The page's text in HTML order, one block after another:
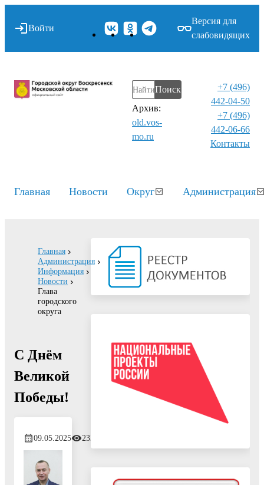
Войти
Версия для
слабовидящих
Поиск
Архив:
old.vos-
mo.ru
+7 (496)
442-04-50
+7 (496)
442-06-66
Контакты⁠
Главная Новости Округ Администрация
Главная
Администрация
Информация
Новости
Глава
городского
округа
С Днём
Великой
Победы!
09.05.2025 233